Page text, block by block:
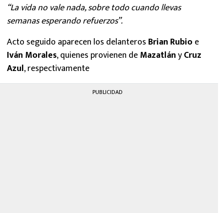
“La vida no vale nada, sobre todo cuando llevas
semanas esperando refuerzos”.
Acto seguido aparecen los delanteros Brian Rubio e
Iván Morales, quienes provienen deMazatlányCruz
Azul, respectivamente
PUBLICIDAD